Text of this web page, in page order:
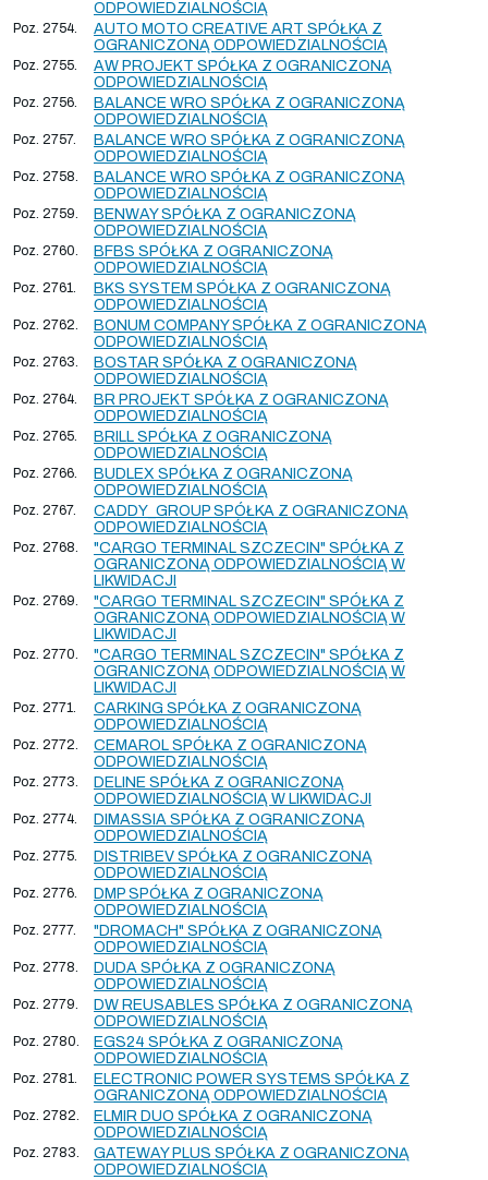
ODPOWIEDZIALNOŚCIĄ
Poz. 2754.
AUTO MOTO CREATIVE ART SPÓŁKA Z
OGRANICZONĄ ODPOWIEDZIALNOŚCIĄ
Poz. 2755.
AW PROJEKT SPÓŁKA Z OGRANICZONĄ
ODPOWIEDZIALNOŚCIĄ
Poz. 2756.
BALANCE WRO SPÓŁKA Z OGRANICZONĄ
ODPOWIEDZIALNOŚCIĄ
Poz. 2757.
BALANCE WRO SPÓŁKA Z OGRANICZONĄ
ODPOWIEDZIALNOŚCIĄ
Poz. 2758.
BALANCE WRO SPÓŁKA Z OGRANICZONĄ
ODPOWIEDZIALNOŚCIĄ
Poz. 2759.
BENWAY SPÓŁKA Z OGRANICZONĄ
ODPOWIEDZIALNOŚCIĄ
Poz. 2760.
BFBS SPÓŁKA Z OGRANICZONĄ
ODPOWIEDZIALNOŚCIĄ
Poz. 2761.
BKS SYSTEM SPÓŁKA Z OGRANICZONĄ
ODPOWIEDZIALNOŚCIĄ
Poz. 2762.
BONUM COMPANY SPÓŁKA Z OGRANICZONĄ
ODPOWIEDZIALNOŚCIĄ
Poz. 2763.
BOSTAR SPÓŁKA Z OGRANICZONĄ
ODPOWIEDZIALNOŚCIĄ
Poz. 2764.
BR PROJEKT SPÓŁKA Z OGRANICZONĄ
ODPOWIEDZIALNOŚCIĄ
Poz. 2765.
BRILL SPÓŁKA Z OGRANICZONĄ
ODPOWIEDZIALNOŚCIĄ
Poz. 2766.
BUDLEX SPÓŁKA Z OGRANICZONĄ
ODPOWIEDZIALNOŚCIĄ
Poz. 2767.
CADDY_GROUP SPÓŁKA Z OGRANICZONĄ
ODPOWIEDZIALNOŚCIĄ
Poz. 2768.
"CARGO TERMINAL SZCZECIN" SPÓŁKA Z
OGRANICZONĄ ODPOWIEDZIALNOŚCIĄ W
LIKWIDACJI
Poz. 2769.
"CARGO TERMINAL SZCZECIN" SPÓŁKA Z
OGRANICZONĄ ODPOWIEDZIALNOŚCIĄ W
LIKWIDACJI
Poz. 2770.
"CARGO TERMINAL SZCZECIN" SPÓŁKA Z
OGRANICZONĄ ODPOWIEDZIALNOŚCIĄ W
LIKWIDACJI
Poz. 2771.
CARKING SPÓŁKA Z OGRANICZONĄ
ODPOWIEDZIALNOŚCIĄ
Poz. 2772.
CEMAROL SPÓŁKA Z OGRANICZONĄ
ODPOWIEDZIALNOŚCIĄ
Poz. 2773.
DELINE SPÓŁKA Z OGRANICZONĄ
ODPOWIEDZIALNOŚCIĄ W LIKWIDACJI
Poz. 2774.
DIMASSIA SPÓŁKA Z OGRANICZONĄ
ODPOWIEDZIALNOŚCIĄ
Poz. 2775.
DISTRIBEV SPÓŁKA Z OGRANICZONĄ
ODPOWIEDZIALNOŚCIĄ
Poz. 2776.
DMP SPÓŁKA Z OGRANICZONĄ
ODPOWIEDZIALNOŚCIĄ
Poz. 2777.
"DROMACH" SPÓŁKA Z OGRANICZONĄ
ODPOWIEDZIALNOŚCIĄ
Poz. 2778.
DUDA SPÓŁKA Z OGRANICZONĄ
ODPOWIEDZIALNOŚCIĄ
Poz. 2779.
DW REUSABLES SPÓŁKA Z OGRANICZONĄ
ODPOWIEDZIALNOŚCIĄ
Poz. 2780.
EGS24 SPÓŁKA Z OGRANICZONĄ
ODPOWIEDZIALNOŚCIĄ
Poz. 2781.
ELECTRONIC POWER SYSTEMS SPÓŁKA Z
OGRANICZONĄ ODPOWIEDZIALNOŚCIĄ
Poz. 2782.
ELMIR DUO SPÓŁKA Z OGRANICZONĄ
ODPOWIEDZIALNOŚCIĄ
Poz. 2783.
GATEWAY PLUS SPÓŁKA Z OGRANICZONĄ
ODPOWIEDZIALNOŚCIĄ